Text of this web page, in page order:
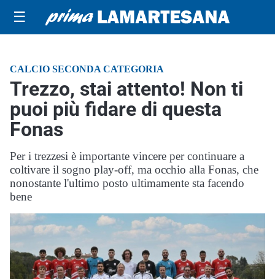
☰
CALCIO SECONDA CATEGORIA
Trezzo, stai attento! Non ti
puoi più fidare di questa
Fonas
Per i trezzesi è importante vincere per continuare a
coltivare il sogno play-off, ma occhio alla Fonas, che
nonostante l'ultimo posto ultimamente sta facendo
bene